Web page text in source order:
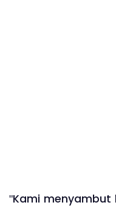
"Kami menyambut